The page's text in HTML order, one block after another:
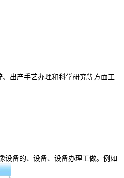
出产手艺办理和科学研究等方面工
设备的、设备、设备办理工做。例如